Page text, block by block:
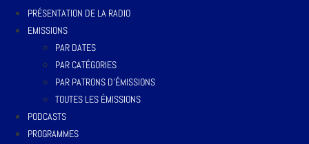
PRÉSENTATION DE LA RADIO
EMISSIONS
PAR DATES
PAR CATÉGORIES
PAR PATRONS D’ÉMISSIONS
TOUTES LES ÉMISSIONS
PODCASTS
PROGRAMMES